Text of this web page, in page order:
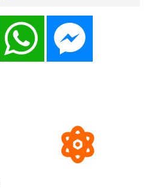
na Czantorii
Twitter